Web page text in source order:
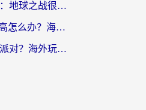
在海外玩变形金刚：地球之战很卡怎么办？老玩家亲测的加速器指南，解决卡顿烦恼
国外Sky光·遇延迟高怎么办？海外玩家国服游戏加速终极指南（附实测技巧）
在国外怎么打蛋仔派对？海外玩家国服游戏加速避坑指南（附实测推荐）